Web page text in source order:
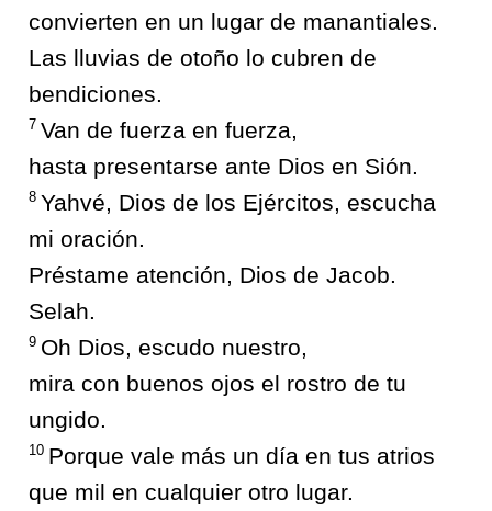
convierten en un lugar de manantiales.
Las lluvias de otoño lo cubren de
bendiciones.
7 Van de fuerza en fuerza,
hasta presentarse ante Dios en Sión.
8 Yahvé, Dios de los Ejércitos, escucha
mi oración.
Préstame atención, Dios de Jacob.
Selah.
9 Oh Dios, escudo nuestro,
mira con buenos ojos el rostro de tu
ungido.
10 Porque vale más un día en tus atrios
que mil en cualquier otro lugar.